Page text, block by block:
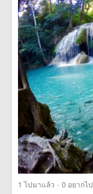
1 ไปมาแล้ว · 0 อยากไป